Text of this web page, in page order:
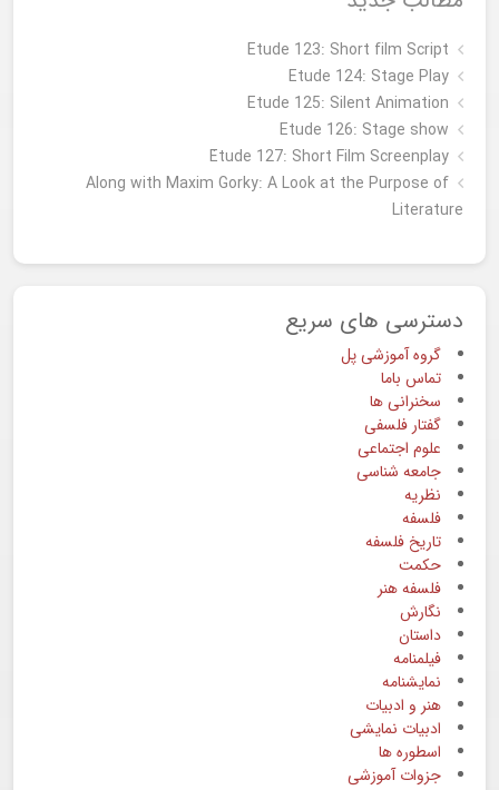
Etude 123: Short film Script
Etude 124: Stage Play
Etude 125: Silent Animation
Etude 126: Stage show
Étude 127: Short Film Screenplay
Along with Maxim Gorky: A Look at the Purpose of
Literature
دسترسی های سریع
گروه آموزشی پل
تماس باما
سخنرانی ها
گفتار فلسفی
علوم اجتماعی
جامعه شناسی
نظریه
فلسفه
تاریخ فلسفه
حکمت
فلسفه هنر
نگارش
داستان
فیلمنامه
نمایشنامه
هنر و ادبیات
ادبیات نمایشی
اسطوره ها
جزوات آموزشی